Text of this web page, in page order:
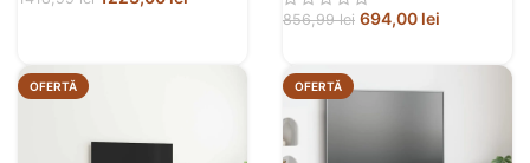
856,99lei 694,00 lei
OFERTĂ OFERTĂ